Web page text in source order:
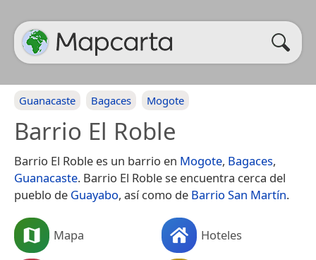
Guanacaste Bagaces Mogote
Barrio El Roble
Barrio El Roble es un barrio en Mogote, Bagaces,
Guanacaste. Barrio El Roble se encuentra cerca del
pueblo de Guayabo, así como de Barrio San Martín.
Mapa Hoteles